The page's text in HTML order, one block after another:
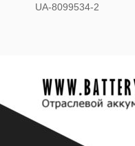
UA-8099534-2